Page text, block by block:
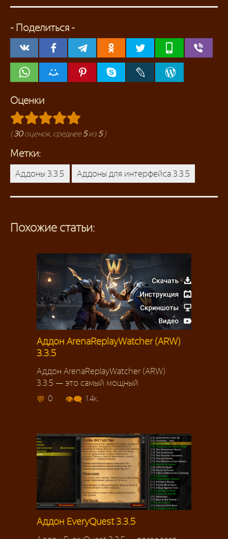
- Поделиться -
Оценки
(30оценок, среднее5из 5)
Метки:
Аддоны 3.3.5 Аддоны для интерфейса 3.3.5
Похожие статьи:
Аддон ArenaReplayWatcher (ARW)
3.3.5
Аддон ArenaReplayWatcher (ARW)
3.3.5 — это самый мощный
0 1.4к.
Аддон EveryQuest 3.3.5